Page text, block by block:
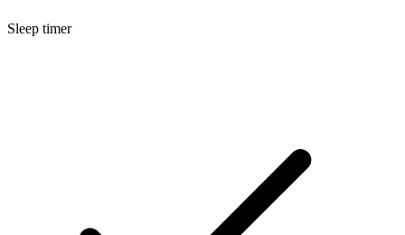
Sleep timer